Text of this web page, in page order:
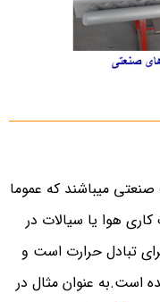
میباشند که عموما
هوا یا سیالات در
تبادل حرارت است و
است.به عنوان مثال در